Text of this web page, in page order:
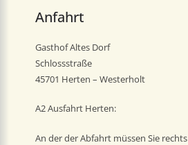
Anfahrt
Gasthof Altes Dorf
Schlossstraße
45701 Herten – Westerholt
A2 Ausfahrt Herten:
An der der Abfahrt müssen Sie rechts